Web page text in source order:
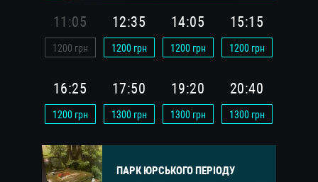
11:05
1200 грн
12:35
1200грн
14:05
1200грн
15:15
1200грн
16:25
1200грн
17:50
1300грн
19:20
1300грн
20:40
1300грн
ПАРК ЮРСЬКОГО ПЕРІОДУ